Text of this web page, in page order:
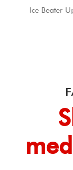
för vinterskick